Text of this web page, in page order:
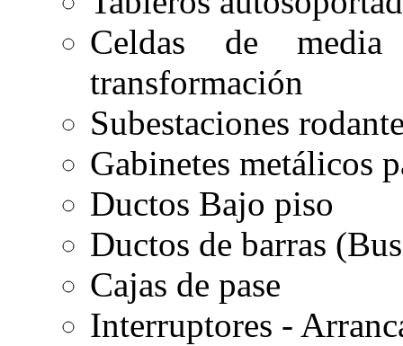
Celdas de
transformación
Subestaciones
Gabinetes metálicos
Ductos Bajo piso
Ductos de barras
Cajas de pase
Interruptores -